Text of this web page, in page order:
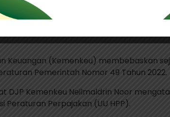
Keuangan (Kemenkeu) membebaskan
Pemerintah Nomor 49 Tahun 2022.
DJP Kemenkeu Neilmaldrin Noor
Peraturan Perpajakan (UU HPP).